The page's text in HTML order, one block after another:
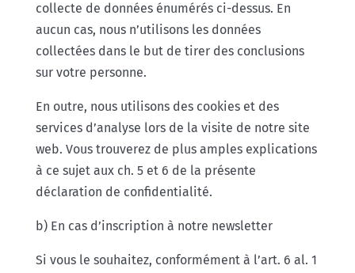
collecte de données énumérés ci-dessus. En
aucun cas, nous n’utilisons les données
collectées dans le but de tirer des conclusions
sur votre personne.
En outre, nous utilisons des cookies et des
services d’analyse lors de la visite de notre site
web. Vous trouverez de plus amples explications
à ce sujet aux ch. 5 et 6 de la présente
déclaration de confidentialité.
b) En cas d’inscription à notre newsletter
Si vous le souhaitez, conformément à l’art. 6 al. 1